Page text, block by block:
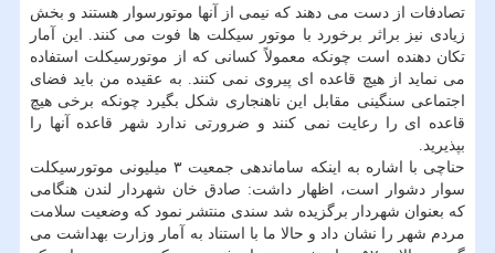
تصادفات از دست می دهند كه نیمی از آنها موتورسوار هستند و بخش
زیادی نیز براثر برخورد با موتور سیكلت ها فوت می كنند. این آمار
تكان دهنده است چونكه معمولاً كسانی كه از موتورسیكلت استفاده
می نماید از هیچ قاعده ای پیروی نمی كنند. به عقیده من باید فضای
اجتماعی سنگینی مقابل این ناهنجاری شكل بگیرد چونكه برخی هیچ
قاعده ای را رعایت نمی كنند و ضرورتی ندارد شهر قاعده آنها را
بپذیرید.
حناچی با اشاره به اینكه ساماندهی جمعیت ۳ میلیونی موتورسیكلت
سوار دشوار است، اظهار داشت: صادق خان شهردار لندن هنگامی
كه بعنوان شهردار برگزیده شد سندی منتشر نمود كه وضعیت سلامت
مردم شهر را نشان داد و حالا ما با استناد به آمار وزارت بهداشت می